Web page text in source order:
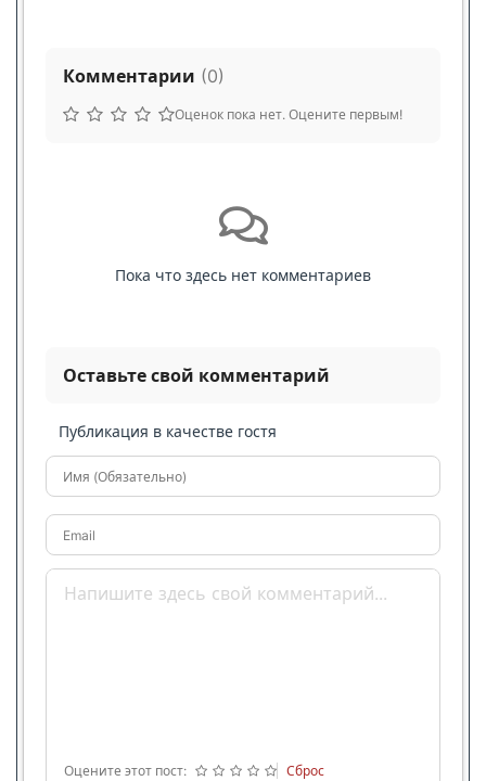
Комментарии (0)
Оценок пока нет. Оцените первым!
Пока что здесь нет комментариев
Оставьте свой комментарий
Публикация в качестве гостя
Имя (Обязательно)
Email
Оцените этот пост: Сброс